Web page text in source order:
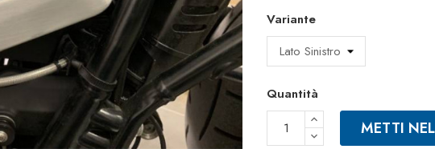
Variante
Quantità
METTI